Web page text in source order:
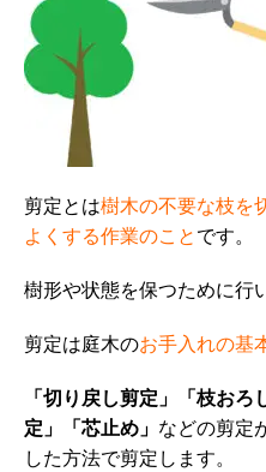
剪定とは樹木の不要な枝を
よくする作業のこと です。
樹形や状態を保つために行
剪定は庭木のお手入れの基
「切り戻し剪定」「枝お
定」「芯止め」 などの剪定
した方法で剪定します。